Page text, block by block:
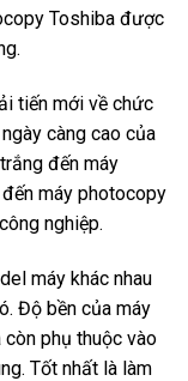
Toshiba được
tiến mới về chức
càng cao của
đến máy
máy photocopy
nghiệp.
máy khác nhau
Độ bền của máy
phụ thuộc vào
Tốt nhất là làm